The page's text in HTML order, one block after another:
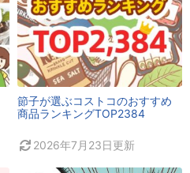
節子が選ぶコストコのおすすめ
商品ランキングTOP2384
2026年7月23日更新